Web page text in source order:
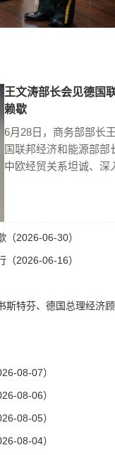
王文涛部长会见德国
赖歇
6月28日，商务部部长
国联邦经济和能源部
中欧经贸关系坦诚、深
（2026-06-30）
（2026-06-16）
斯特芬、德国总理经济
08-07）
08-06）
08-05）
08-04）